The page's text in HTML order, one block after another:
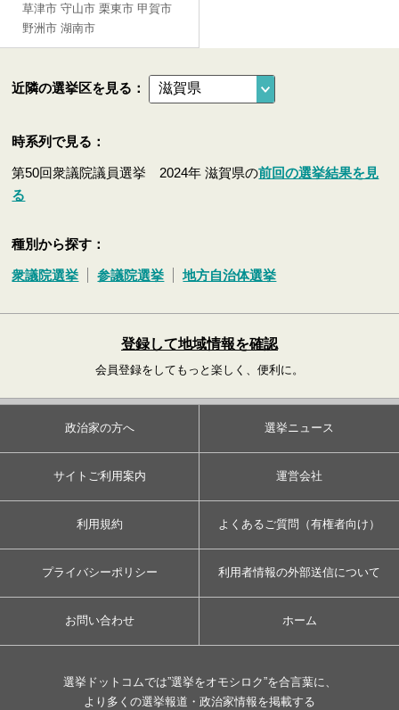
草津市 守山市 栗東市 甲賀市
野洲市 湖南市
近隣の選挙区を見る：
時系列で見る：
第50回衆議院議員選挙 2024年 滋賀県の前回の選挙結果を見
る
種別から探す：
衆議院選挙 参議院選挙 地方自治体選挙
登録して地域情報を確認
会員登録をしてもっと楽しく、便利に。
政治家の方へ 選挙ニュース
サイトご利用案内 運営会社
利用規約 よくあるご質問（有権者向け）
プライバシーポリシー 利用者情報の外部送信について
お問い合わせ ホーム
選挙ドットコムでは”選挙をオモシロク”を合言葉に、
より多くの選挙報道・政治家情報を掲載する